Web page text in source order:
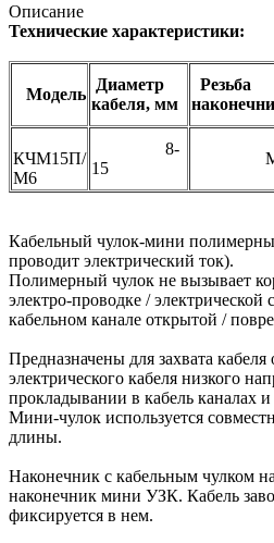
Описание
Технические характеристики:
Модель
Диаметр
кабеля, мм
Резьба
КЧМ15П/
М6
8-
15
Кабельный чулок-мини
проводит электрический ток).
Полимерный чулок не вызывает
электро-проводке / электрической
кабельном канале открытой /
Предназначены для захвата
электрического кабеля низкого
прокладывании в кабель каналах
Мини-чулок используется
длины.
Наконечник с кабельным чулком
наконечник мини УЗК. Кабель
фиксируется в нем.